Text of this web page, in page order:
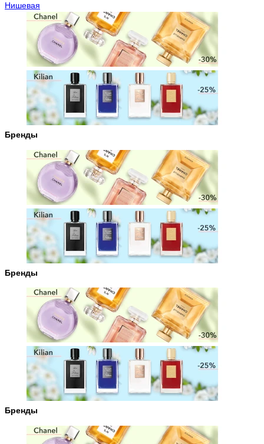
Нишевая
Бренды
Бренды
Бренды